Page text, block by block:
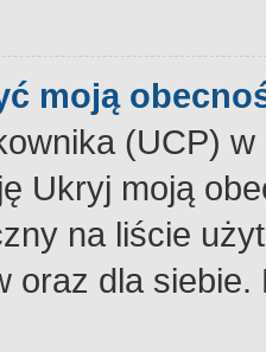
moją
(UCP) w
Ukryj moją
na liście
oraz dla